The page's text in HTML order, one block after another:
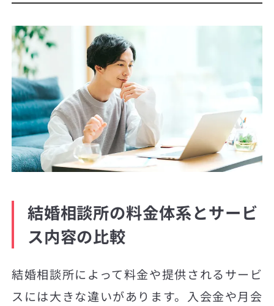
結婚相談所の料金体系とサービ
ス内容の比較
結婚相談所によって料金や提供されるサービ
スには大きな違いがあります。入会金や月会